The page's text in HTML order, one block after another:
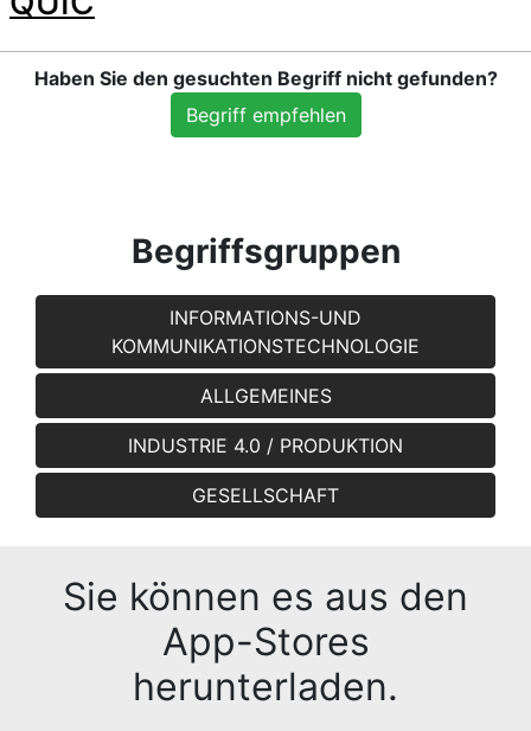
Haben Sie den gesuchten Begriff nicht gefunden?
Begriff empfehlen
Begriffsgruppen
INFORMATIONS-UND
KOMMUNIKATIONSTECHNOLOGIE
ALLGEMEINES
INDUSTRIE 4.0 / PRODUKTION
GESELLSCHAFT
Sie können es aus den
App-Stores
herunterladen.